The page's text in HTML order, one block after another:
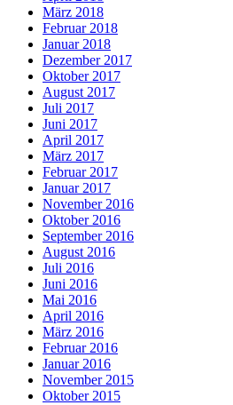
März 2018
Februar 2018
Januar 2018
Dezember 2017
Oktober 2017
August 2017
Juli 2017
Juni 2017
April 2017
März 2017
Februar 2017
Januar 2017
November 2016
Oktober 2016
September 2016
August 2016
Juli 2016
Juni 2016
Mai 2016
April 2016
März 2016
Februar 2016
Januar 2016
November 2015
Oktober 2015